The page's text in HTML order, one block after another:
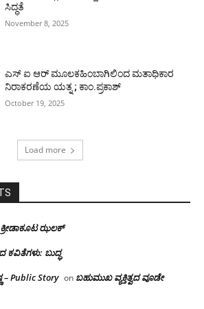
ಸಿದ್ಧತೆ
November 8, 2025
ಎಸ್ ಐ ಆರ್ ಮೂಲಕಹಿಂಬಾಗಿಲಿಂದ ಮತಾಧಿಕಾರ
ನಿರಾಕರಣೆಯ ಯತ್ನ ; ಕಾಂ.ಪ್ರಕಾಶ್
October 19, 2025
Load more
ಕ್ರೀಡಾಕೂಟ ಝಲಕ್
ಕವಿತೆಗಳು: ಬುದ್ಧ
– Public Story on ಬಹುಮುಖ ವ್ಯಕ್ತಿತ್ವದ ವೂಡೇ